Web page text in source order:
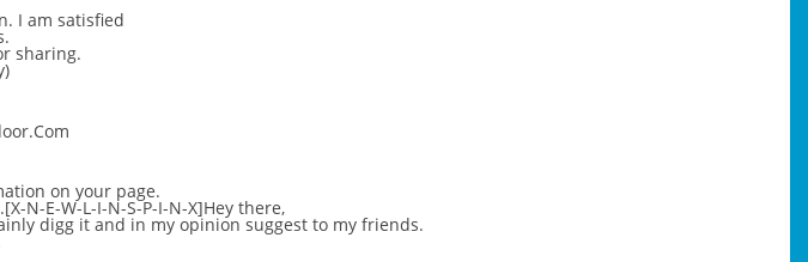
I am satisfied
sharing.
)
on your page.
.[X-N-E-W-L-I-N-S-P-I-N-X]Hey there,
digg it and in my opinion suggest to my friends.